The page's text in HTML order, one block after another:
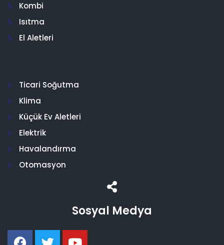
Kombi
Isıtma
El Aletleri
Ticari Soğutma
Klima
Küçük Ev Aletleri
Elektrik
Havalandırma
Otomasyon
Sosyal Medya